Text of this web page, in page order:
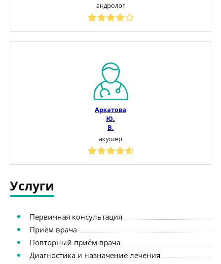
андролог
Аркатова
Ю.
В.
акушер
Услуги
Первичная консультация
Приём врача
Повторный приём врача
Диагностика и назначение лечения